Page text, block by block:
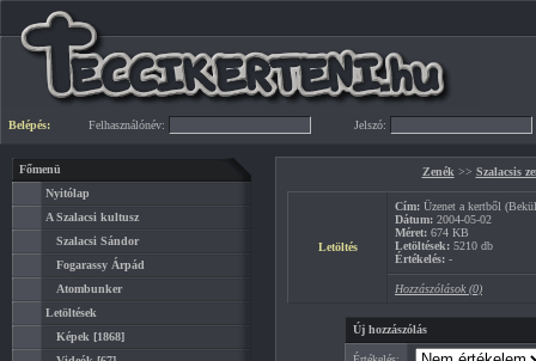
Belépés: Felhasználónév: Jelszó:
Főmenü
Nyitólap
A Szalacsi kultusz
Szalacsi Sándor
Fogarassy Árpád
Atombunker
Letöltések
Képek [1868]
Zenék >> Szalacsis
Letöltés
Cím: Üzenet a kertből
Dátum: 2004-05-02
Méret: 674 KB
Letöltések: 5210 db
Értékelés: -
Hozzászólások (0)
Új hozzászólás